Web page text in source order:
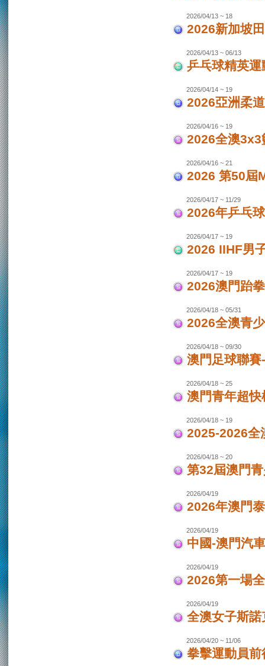
2026/04/13 ~ 18
2026新加坡
2026/04/13 ~ 06/13
乒乓球精英
2026/04/14 ~ 19
2026亞洲柔
2026/04/16 ~ 19
2026全澳3x3
2026/04/16 ~ 21
2026 第50屆
2026/04/17 ~ 11/29
2026年乒乓
2026/04/17 ~ 19
2026 IIHF男
2026/04/17 ~ 19
2026澳門跆
2026/04/18 ~ 05/31
2026全澳青
2026/04/18 ~ 09/30
澳門足球聯
2026/04/18 ~ 25
澳門青年超快
2026/04/18 ~ 19
2025-2026全
2026/04/18 ~ 20
第32屆澳門
2026/04/19
2026年澳門
2026/04/19
中國-澳門汽
2026/04/19
2026第一場
2026/04/19
全澳女子斯諾
2026/04/20 ~ 11/06
拳擊運動員